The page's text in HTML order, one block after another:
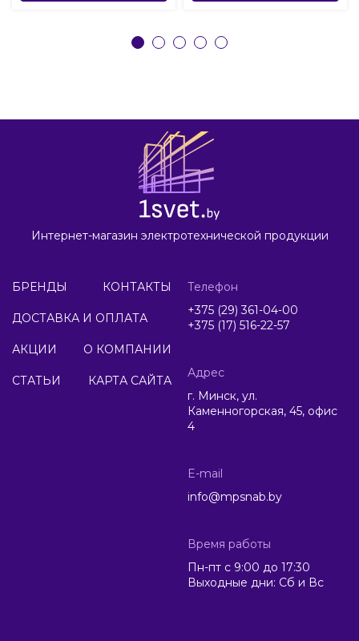
Интернет-магазин электротехнической продукции
БРЕНДЫ КОНТАКТЫ
ДОСТАВКА И ОПЛАТА
АКЦИИ О КОМПАНИИ
СТАТЬИ КАРТА САЙТА
Телефон
+375 (29) 361-04-00
+375 (17) 516-22-57
Адрес
г. Минск, ул.
Каменногорская, 45, офис
4
E-mail
info@mpsnab.by
Время работы
Пн-пт с 9:00 до 17:30
Выходные дни: Сб и Вс